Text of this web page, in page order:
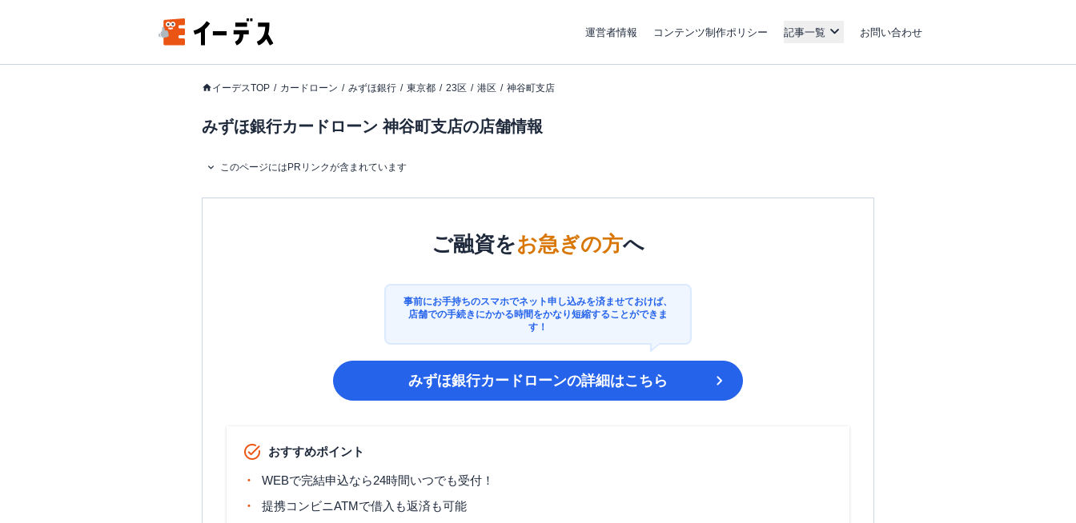
運営者情報 コンテンツ制作ポリシー 記事一覧 お問い合わせ
イーデスTOP カードローン みずほ銀行 東京都 23区 港区 神谷町支店
みずほ銀行カードローン 神谷町支店の店舗情報
このページにはPRリンクが含まれています
ご融資をお急ぎの方へ
事前にお手持ちのスマホでネット申し込みを済ませておけば、
店舗での手続きにかかる時間をかなり短縮することができま
す！
みずほ銀行カードローンの詳細はこちら
おすすめポイント
WEBで完結申込なら24時間いつでも受付！
提携コンビニATMで借入も返済も可能